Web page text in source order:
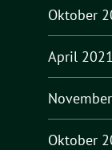
Oktober
April 2021
Oktober